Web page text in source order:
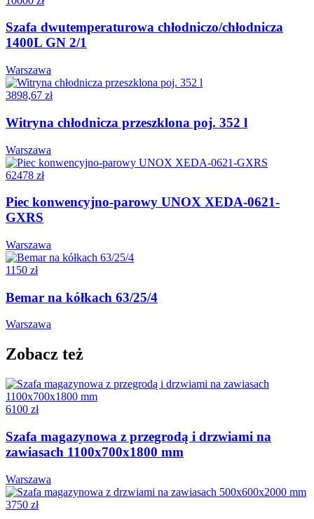
Szafa dwutemperaturowa chłodniczo/chłodnicza
1400L GN 2/1
Warszawa
3898,67 zł
Witryna chłodnicza przeszklona poj. 352 l
Warszawa
62478 zł
Piec konwencyjno-parowy UNOX XEDA-0621-
GXRS
Warszawa
1150 zł
Bemar na kółkach 63/25/4
Warszawa
Zobacz też
6100 zł
Szafa magazynowa z przegrodą i drzwiami na
zawiasach 1100x700x1800 mm
Warszawa
3750 zł